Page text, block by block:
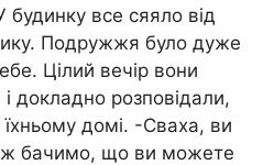
все сяяло від
Подружжя було дуже
Цілий вечір вони
докладно розповідали,
домі. -Сваха, ви
бачимо, що ви можете